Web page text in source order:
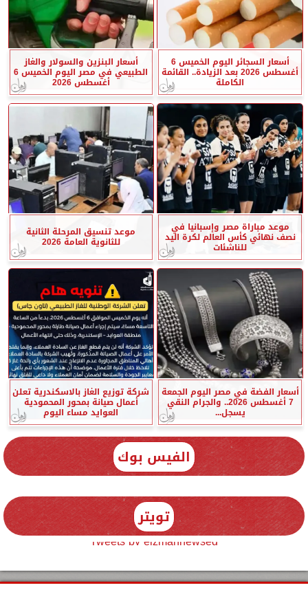
أسعار السجائر اليوم الخميس 6
أغسطس 2026 بعد الزيادة.. القائمة
الكاملة
أسعار البنزين والسولار والغاز
الطبيعي في مصر اليوم الخميس 6
أغسطس 2026
موعد مباراة مصر وإسبانيا في
نصف نهائي كأس العالم لكرة اليد
للناشئات
موعد تنسيق المرحلة الثانية
للثانوية العامة 2026
أسعار الفضة في مصر اليوم الجمعة
7 أغسطس 2026.. والجرام النقي
يسجل...
شركة توزيع الغاز بالاسكندرية تعلن
أعمال صيانة بمحور المحمودية
العوايد مساء اليوم
الفيس بوك
تويتر
Tweets by elzmannewseg